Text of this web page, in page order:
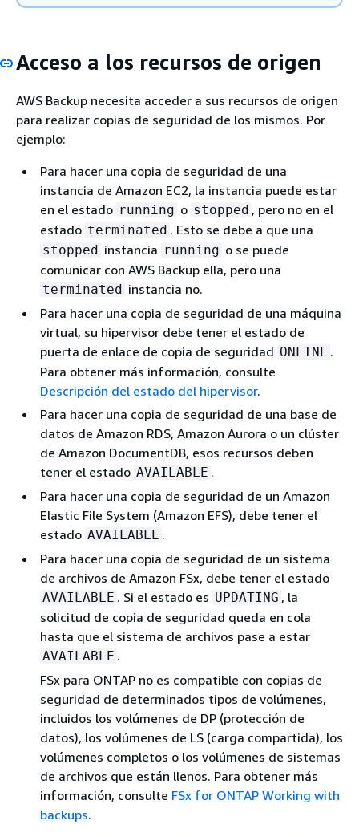
Acceso a los recursos de origen
AWS Backup necesita acceder a sus recursos de origen
para realizar copias de seguridad de los mismos. Por
ejemplo:
Para hacer una copia de seguridad de una
instancia de Amazon EC2, la instancia puede estar
en el estado running o stopped , pero no en el
estado terminated . Esto se debe a que una
stopped instancia running o se puede
comunicar con AWS Backup ella, pero una
terminated instancia no.
Para hacer una copia de seguridad de una máquina
virtual, su hipervisor debe tener el estado de
puerta de enlace de copia de seguridad ONLINE .
Para obtener más información, consulte
Descripción del estado del hipervisor.
Para hacer una copia de seguridad de una base de
datos de Amazon RDS, Amazon Aurora o un clúster
de Amazon DocumentDB, esos recursos deben
tener el estado AVAILABLE .
Para hacer una copia de seguridad de un Amazon
Elastic File System (Amazon EFS), debe tener el
estado AVAILABLE .
Para hacer una copia de seguridad de un sistema
de archivos de Amazon FSx, debe tener el estado
AVAILABLE . Si el estado es UPDATING , la
solicitud de copia de seguridad queda en cola
hasta que el sistema de archivos pase a estar
AVAILABLE .
FSx para ONTAP no es compatible con copias de
seguridad de determinados tipos de volúmenes,
incluidos los volúmenes de DP (protección de
datos), los volúmenes de LS (carga compartida), los
volúmenes completos o los volúmenes de sistemas
de archivos que están llenos. Para obtener más
información, consulte FSx for ONTAP Working with
backups.